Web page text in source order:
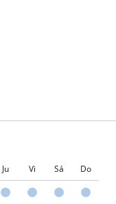
Ju Vi Sá Do